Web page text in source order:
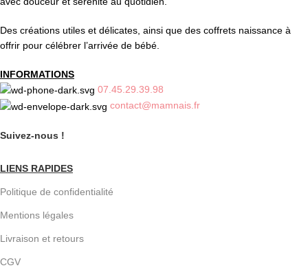
Des créations utiles et délicates, ainsi que des coffrets naissance à
offrir pour célébrer l’arrivée de bébé.
INFORMATIONS
07.45.29.39.98
contact@mamnais.fr
Suivez-nous !
LIENS RAPIDES
Politique de confidentialité
Mentions légales
Livraison et retours
CGV